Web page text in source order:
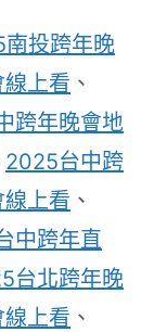
投跨年晚
上看 、
跨年晚會地
2025台中跨
上看 、
中跨年直
台北跨年晚
上看 、